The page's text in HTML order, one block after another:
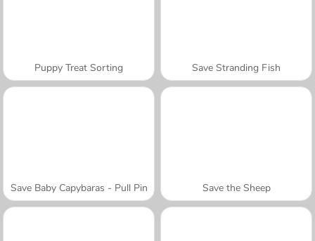
Puppy Treat Sorting Save Stranding Fish
Save Baby Capybaras - Pull Pin Save the Sheep